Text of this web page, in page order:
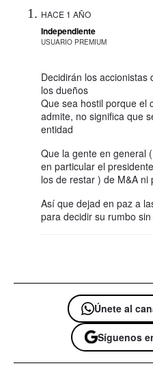
HACE 1 AÑO
Independiente
USUARIO PREMIUM
Decidirán los accionistas
los dueños
Que sea hostil porque el
admite, no significa que
entidad
Que la gente en general
en particular el
los de restar ) de M&A
Así que dejad en paz a
para decidir su rumbo
Únete al
Síguenos